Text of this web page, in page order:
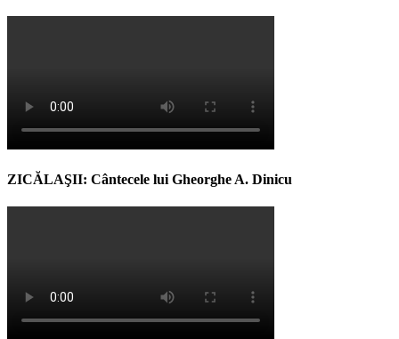
ZICĂLAŞII: Cântecele lui Gheorghe A. Dinicu